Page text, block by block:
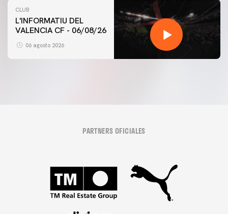
CLUB
L'INFORMATIU DEL
VALENCIA CF - 06/08/26
06 agosto 2026
PARTNERS OFICIALES